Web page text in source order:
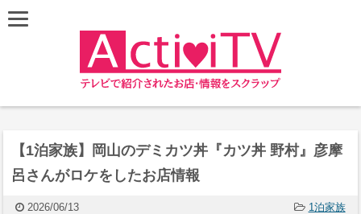
【1泊家族】岡山のデミカツ丼『カツ丼 野村』彦摩
呂さんがロケをしたお店情報
2026/06/13 1泊家族